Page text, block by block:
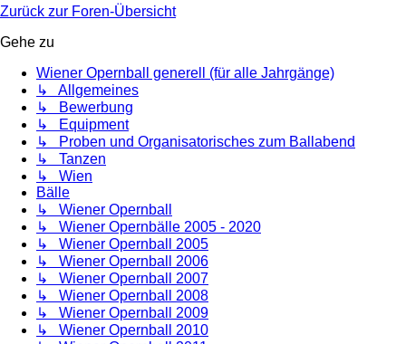
Zurück zur Foren-Übersicht
Gehe zu
Wiener Opernball generell (für alle Jahrgänge)
↳ Allgemeines
↳ Bewerbung
↳ Equipment
↳ Proben und Organisatorisches zum Ballabend
↳ Tanzen
↳ Wien
Bälle
↳ Wiener Opernball
↳ Wiener Opernbälle 2005 - 2020
↳ Wiener Opernball 2005
↳ Wiener Opernball 2006
↳ Wiener Opernball 2007
↳ Wiener Opernball 2008
↳ Wiener Opernball 2009
↳ Wiener Opernball 2010